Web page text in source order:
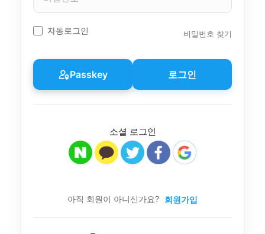
번
호
자동로그인 비밀번호 찾기
Passkey 로그인
소셜 로그인
아직 회원이 아니신가요? 회원가입